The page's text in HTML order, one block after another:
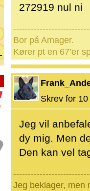
272919 nul ni
Bor på Amager.
Kører pt en 67’er
Skrev for
Jeg vil
dy mig. Men
Den kan vel
Jeg beklager, men